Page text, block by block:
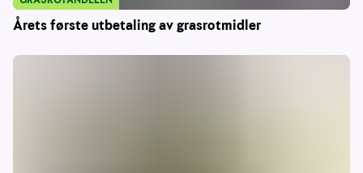
Årets første utbetaling av grasrotmidler